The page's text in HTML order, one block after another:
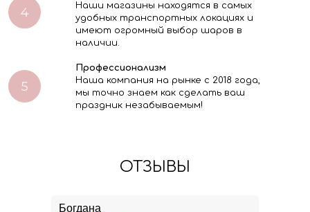
Наши магазины находятся в самых
удобных транспортных локациях и
имеют огромный выбор шаров в
наличии.
Профессионализм
Наша компания на рынке с 2018 года,
мы точно знаем как сделать ваш
праздник незабываемым!
ОТЗЫВЫ
Богдана